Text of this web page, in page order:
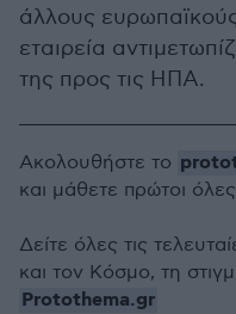
άλλους
εταιρεία
της προς τις ΗΠΑ.
Ακολουθήστε το
και μάθετε πρώτοι όλες
Δείτε όλες τις
και τον Κόσμο, τη
Protothema.gr